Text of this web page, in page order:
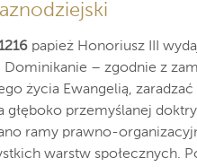
papież Honoriusz III
Dominikanie – zgodnie z
życia Ewangelią,
głęboko przemyślanej
ramy prawno-
warstw społecznych.